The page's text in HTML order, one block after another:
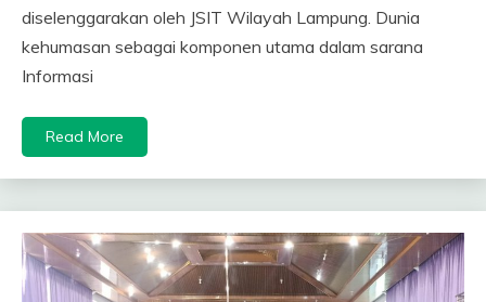
diselenggarakan oleh JSIT Wilayah Lampung. Dunia
kehumasan sebagai komponen utama dalam sarana
Informasi
Read More